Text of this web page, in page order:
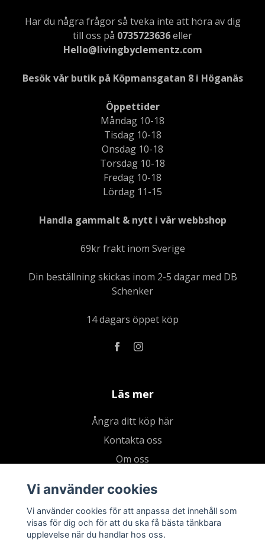
Har du några frågor så tveka inte att höra av dig
till oss på 0735723636eller
Hello@livingbyclementz.com
Besök vår butik på Köpmansgatan 8 i Höganäs
Öppettider
Måndag 10-18
Tisdag 10-18
Onsdag 10-18
Torsdag 10-18
Fredag 10-18
Lördag 11-15
Handla gammalt & nytt i vår webbshop
69kr frakt inom Sverige
Din beställning skickas inom 2-5 dagar med DB
Schenker
14 dagars öppet köp
Läs mer
Ångra ditt köp här
Kontakta oss
Om oss
Kundklubb
Presentkort
Vi använder cookies
Vi använder cookies för att anpassa det innehåll som
visas för dig och för att du ska få bästa tänkbara
upplevelse när du handlar hos oss.